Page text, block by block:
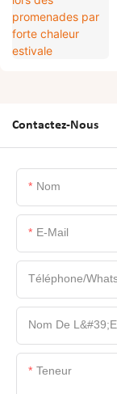
Contactez-Nous
Nom
E-Mail
Téléphone/
Nom De
Teneur